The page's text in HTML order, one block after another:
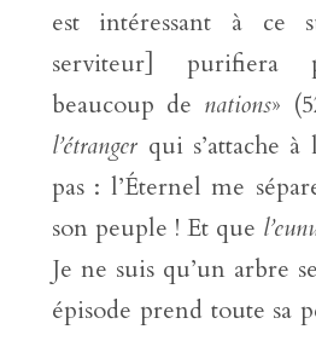
est intéressant à ce
serviteur] purifiera
beaucoup de nations»
l’étranger qui s’attache
pas : l’Éternel me
son peuple ! Et que
Je ne suis qu’un arbre
épisode prend toute sa